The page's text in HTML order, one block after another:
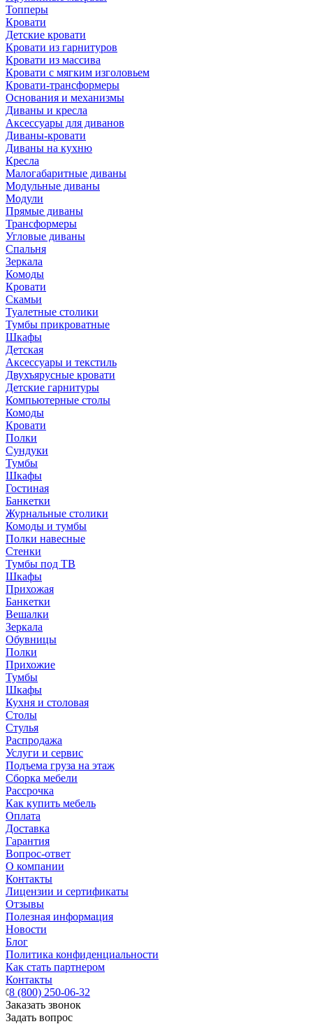
Топперы
Кровати
Детские кровати
Кровати из гарнитуров
Кровати из массива
Кровати с мягким изголовьем
Кровати-трансформеры
Основания и механизмы
Диваны и кресла
Аксессуары для диванов
Диваны-кровати
Диваны на кухню
Кресла
Малогабаритные диваны
Модульные диваны
Модули
Прямые диваны
Трансформеры
Угловые диваны
Спальня
Зеркала
Комоды
Кровати
Скамьи
Туалетные столики
Тумбы прикроватные
Шкафы
Детская
Аксессуары и текстиль
Двухъярусные кровати
Детские гарнитуры
Компьютерные столы
Комоды
Кровати
Полки
Сундуки
Тумбы
Шкафы
Гостиная
Банкетки
Журнальные столики
Комоды и тумбы
Полки навесные
Стенки
Тумбы под ТВ
Шкафы
Прихожая
Банкетки
Вешалки
Зеркала
Обувницы
Полки
Прихожие
Тумбы
Шкафы
Кухня и столовая
Столы
Стулья
Распродажа
Услуги и сервис
Подъема груза на этаж
Сборка мебели
Рассрочка
Как купить мебель
Оплата
Доставка
Гарантия
Вопрос-ответ
О компании
Контакты
Лицензии и сертификаты
Отзывы
Полезная информация
Новости
Блог
Политика конфиденциальности
Как стать партнером
Контакты
8 (800) 250-06-32
Заказать звонок
Задать вопрос